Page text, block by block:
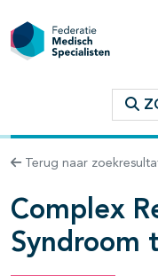
Terug naar
Complex
Syndroom
binnen deze